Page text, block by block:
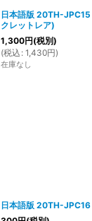
日本語版 20TH-
クレットレア)
1,300円(税別)
(税込 : 1,430円)
在庫なし
日本語版 20TH-